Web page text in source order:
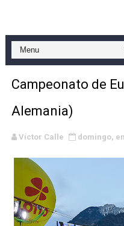
Canadian Football
EFA y AFLE 2026 -
Grandes éxitos por fin
Máxima celebración
Mundial de esgrima
Campeonato de
Alemania)
Víctor Calle domingo,